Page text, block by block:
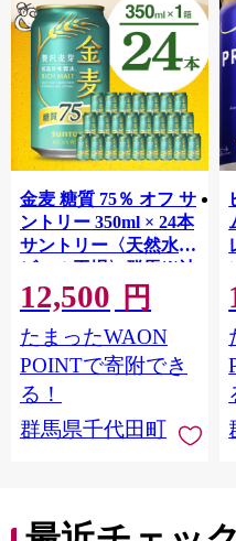
金麦 糖質 75％ オフ サ
ントリー 350ml × 24本
サントリー〈天然水の
ビール工場〉群馬※沖
縄・離島地域へのお届
け不可
12,500 円
たまったWAON
POINTで寄附でき
る！
群馬県千代田町